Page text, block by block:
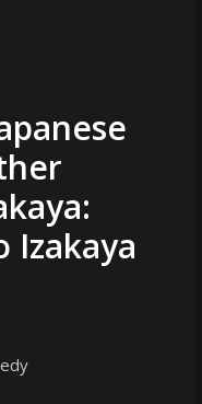
Izakaya